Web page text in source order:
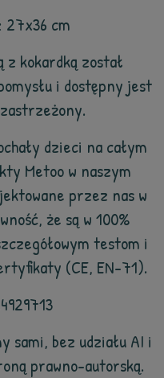
27x36 cm
z kokardką został
i dostępny jest
dzieci na całym
Metoo w naszym
przez nas w
że są w 100%
testom i
(CE, EN-71).
sami, bez udziału AI i
prawno-autorską.